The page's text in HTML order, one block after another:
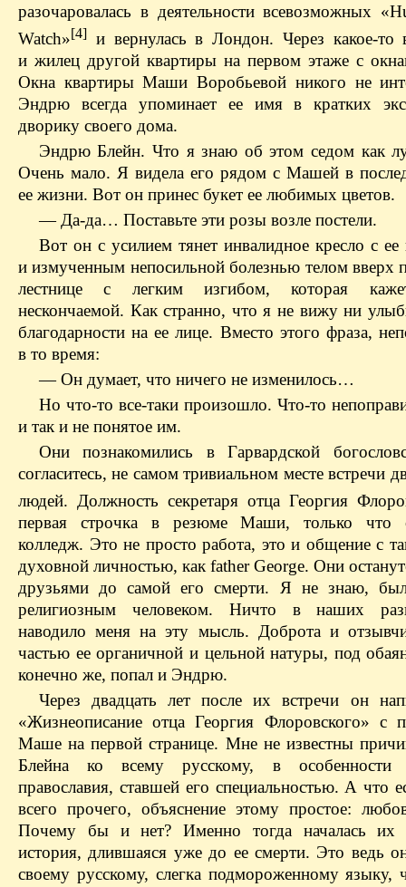
разочаровалась в деятельности всевозможных
Watch»[4] и вернулась в Лондон. Через какое-то
и жилец другой квартиры на первом этаже с
Окна квартиры Маши Воробьевой никого не
Эндрю всегда упоминает ее имя в кратких
дворику своего дома.
Эндрю Блейн. Что я знаю об этом седом как
Очень мало. Я видела его рядом с Машей в
ее жизни. Вот он принес букет ее любимых цветов.
— Да-да… Поставьте эти розы возле постели.
Вот он с усилием тянет инвалидное кресло с
и измученным непосильной болезнью телом вверх
лестнице с легким изгибом, которая
нескончаемой. Как странно, что я не вижу ни
благодарности на ее лице. Вместо этого фраза,
в то время:
— Он думает, что ничего не изменилось…
Но что-то все-таки произошло. Что-то
и так и не понятое им.
Они познакомились в Гарвардской
согласитесь, не самом тривиальном месте встречи
людей. Должность секретаря отца Георгия
первая строчка в резюме Маши, только что
колледж. Это не просто работа, это и общение с
духовной личностью, как father George. Они
друзьями до самой его смерти. Я не знаю,
религиозным человеком. Ничто в наших
наводило меня на эту мысль. Доброта и
частью ее органичной и цельной натуры, под
конечно же, попал и Эндрю.
Через двадцать лет после их встречи он
«Жизнеописание отца Георгия Флоровского» с
Маше на первой странице. Мне не известны
Блейна ко всему русскому, в особенности
православия, ставшей его специальностью. А что
всего прочего, объяснение этому простое:
Почему бы и нет? Именно тогда началась их
история, длившаяся уже до ее смерти. Это ведь
своему русскому, слегка подмороженному языку,